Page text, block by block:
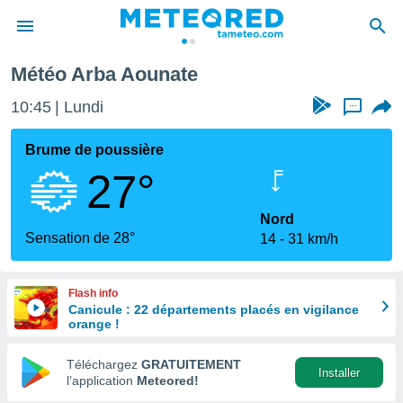
de
Météo Arba Aounate
10:45 Lundi ...
Brume de poussière
27°
Sensation de 28°
Nord
14
31 km/h
Flash info
Canicule : 22 départements placés en vigilance
orange !
Téléchargez GRATUITEMENT
l’application Meteored!
Installer